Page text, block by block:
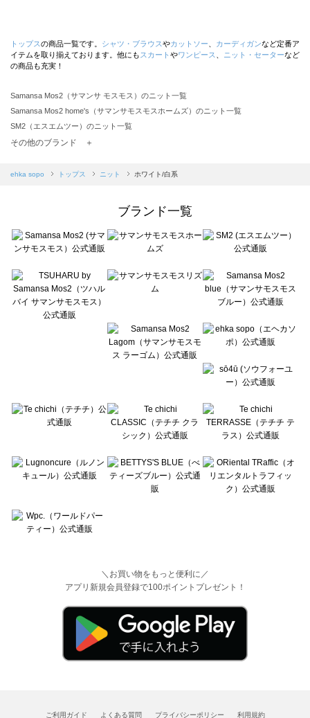
トップスの商品一覧です。 シャツ・ブラウスやカットソー カーディガンなど定番ア
イテムを取り揃えております。他にも スカート やワンピース ニット・セーターなど
の商品も充実！
Samansa Mos2（サマンサ モスモス）のニット一覧
Samansa Mos2 home's（サマンサモスモスホームズ）のニット一覧
SM2（エスエムツー）のニット一覧
TSUHARU by Samansa Mos2（ツハルバイサマンサモスモス）のニット一覧
Samansa Mos2 blue（サマンサモスモス ブルー）のニット一覧
sō4ū（ソウフォーユー）のニット一覧
Te chichi（テチチ）のニット一覧
Te chichi CLASSIC（テチチ クラシック）のニット一覧
Lugnoncure（ルノンキュール）のニット一覧
BETTY'S BLUE（べティーズブルー）のニット一覧
Wpc.（ワールドパーティー）のニット一覧
その他のブランド ＋
ehka sopo トップス ニット ホワイト/白系
ブランド一覧
＼お買い物をもっと便利に／
アプリ新規会員登録で100ポイントプレゼント！
ご利用ガイド よくある質問 プライバシーポリシー 利用規約